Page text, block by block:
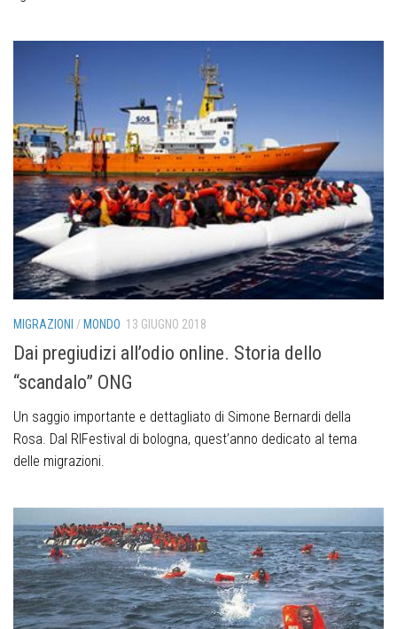
MIGRAZIONI / MONDO 13 GIUGNO 2018
Dai pregiudizi all’odio online. Storia dello
“scandalo” ONG
Un saggio importante e dettagliato di Simone Bernardi della
Rosa. Dal RIFestival di bologna, quest’anno dedicato al tema
delle migrazioni.